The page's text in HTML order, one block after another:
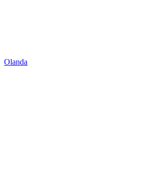
Olanda